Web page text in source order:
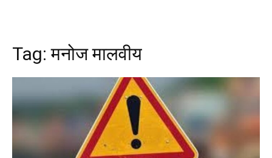
Tag:मनोज मालवीय